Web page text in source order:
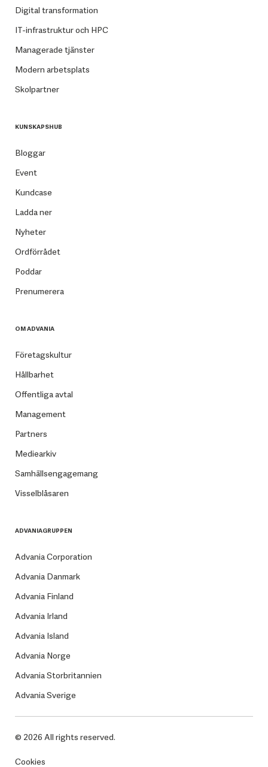
Digital transformation
IT-infrastruktur och HPC
Managerade tjänster
Modern arbetsplats
Skolpartner
KUNSKAPSHUB
Bloggar
Event
Kundcase
Ladda ner
Nyheter
Ordförrådet
Poddar
Prenumerera
OM ADVANIA
Företagskultur
Hållbarhet
Offentliga avtal
Management
Partners
Mediearkiv
Samhällsengagemang
Visselblåsaren
ADVANIAGRUPPEN
Advania Corporation
Advania Danmark
Advania Finland
Advania Irland
Advania Island
Advania Norge
Advania Storbritannien
Advania Sverige
© 2026 All rights reserved.
Cookies